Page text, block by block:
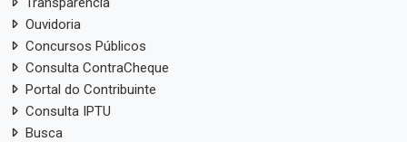
Ouvidoria
Concursos Públicos
Consulta ContraCheque
Portal do Contribuinte
Consulta IPTU
Busca